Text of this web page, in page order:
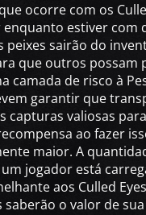
ocorre com os
estiver com
peixes sairão do
que outros possam
camada de risco à
garantir que
capturas valiosas
ao fazer
maior. A
jogador está
aos Culled
saberão o valor de